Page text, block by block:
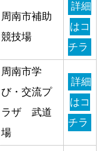
周南市補助
競技場
詳細
はコ
チラ
周南市学
び・交流プ
ラザ 武道
場
詳細
はコ
チラ